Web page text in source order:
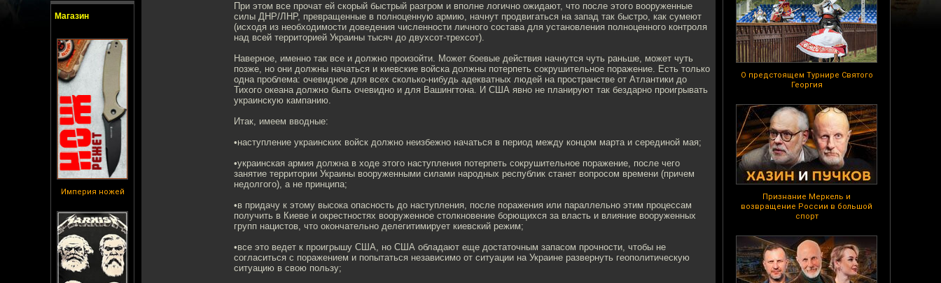
Магазин
Империя ножей
О предстоящем Турнире Святого
Георгия
Признание Меркель и
возвращение России в большой
спорт
При этом все прочат ей скорый быстрый разгром и вполне логично ожидают, что после этого вооруженные
силы ДНР/ЛНР, превращенные в полноценную армию, начнут продвигаться на запад так быстро, как сумеют
(исходя из необходимости доведения численности личного состава для установления полноценного контроля
над всей территорией Украины тысяч до двухсот-трехсот).
Наверное, именно так все и должно произойти. Может боевые действия начнутся чуть раньше, может чуть
позже, но они должны начаться и киевские войска должны потерпеть сокрушительное поражение. Есть только
одна проблема: очевидное для всех сколько-нибудь адекватных людей на пространстве от Атлантики до
Тихого океана должно быть очевидно и для Вашингтона. И США явно не планируют так бездарно проигрывать
украинскую кампанию.
Итак, имеем вводные:
•наступление украинских войск должно неизбежно начаться в период между концом марта и серединой мая;
•украинская армия должна в ходе этого наступления потерпеть сокрушительное поражение, после чего
занятие территории Украины вооруженными силами народных республик станет вопросом времени (причем
недолгого), а не принципа;
•в придачу к этому высока опасность до наступления, после поражения или параллельно этим процессам
получить в Киеве и окрестностях вооруженное столкновение борющихся за власть и влияние вооруженных
групп нацистов, что окончательно делегитимирует киевский режим;
•все это ведет к проигрышу США, но США обладают еще достаточным запасом прочности, чтобы не
согласиться с поражением и попытаться независимо от ситуации на Украине развернуть геополитическую
ситуацию в свою пользу;